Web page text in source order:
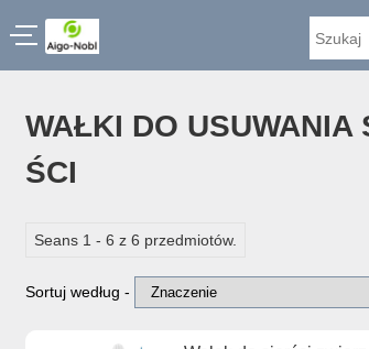
WAŁKI DO USUWANIA
ŚCI
Seans 1 - 6 z 6 przedmiotów.
Sortuj według -